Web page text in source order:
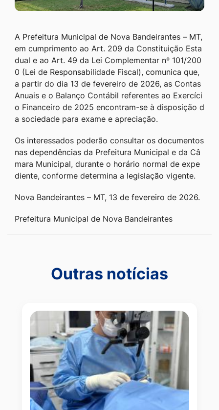
A Prefeitura Municipal de Nova Bandeirantes – MT,
em cumprimento ao Art. 209 da Constituição Esta
dual e ao Art. 49 da Lei Complementar nº 101/200
0 (Lei de Responsabilidade Fiscal), comunica que,
a partir do dia 13 de fevereiro de 2026, as Contas
Anuais e o Balanço Contábil referentes ao Exercíci
o Financeiro de 2025 encontram-se à disposição d
a sociedade para exame e apreciação.
Os interessados poderão consultar os documentos
nas dependências da Prefeitura Municipal e da Câ
mara Municipal, durante o horário normal de expe
diente, conforme determina a legislação vigente.
Nova Bandeirantes – MT, 13 de fevereiro de 2026.
Prefeitura Municipal de Nova Bandeirantes
Outras notícias
Outras notícias